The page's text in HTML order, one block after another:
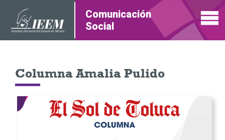
Comunicación
Social
Columna Amalia Pulido